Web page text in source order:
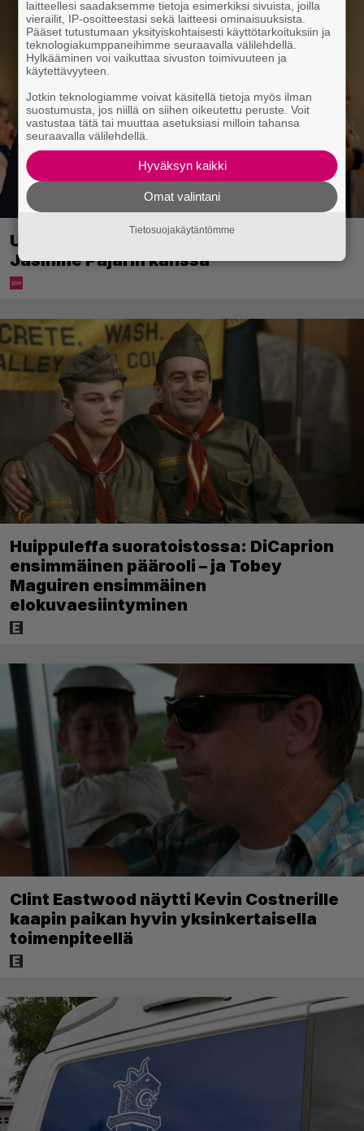
Uuno: Hjallis Harkimo menee naimisiin
Jasmine Pajarin kanssa
Huippuleffa suoratoistossa: DiCaprion
ensimmäinen päärooli – ja Tobey
Maguiren ensimmäinen
elokuvaesiintyminen
Clint Eastwood näytti Kevin Costnerille
kaapin paikan hyvin yksinkertaisella
toimenpiteellä
laitteellesi saadaksemme tietoja esimerkiksi sivuista, joilla
vierailit, IP-osoitteestasi sekä laitteesi ominaisuuksista.
Pääset tutustumaan yksityiskohtaisesti käyttötarkoituksiin ja
teknologiakumppaneihimme seuraavalla välilehdellä.
Hylkääminen voi vaikuttaa sivuston toimivuuteen ja
käytettävyyteen.
Jotkin teknologiamme voivat käsitellä tietoja myös ilman
suostumusta, jos niillä on siihen oikeutettu peruste. Voit
vastustaa tätä tai muuttaa asetuksiasi milloin tahansa
seuraavalla välilehdellä.
Hyväksyn kaikki
Omat valintani
Tietosuojakäytäntömme